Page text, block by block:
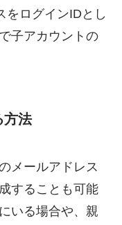
をログインIDとし
子アカウントの
方法
メールアドレス
することも可能
いる場合や、親